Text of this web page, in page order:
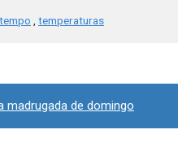
temperaturas
madrugada de domingo